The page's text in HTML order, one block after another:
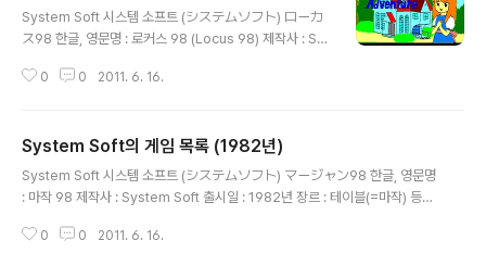
System Soft 시스템 소프트 (システムソフト) ローカ
ス98 한글, 영문명 : 로커스 98 (Locus 98) 제작사 : Sy
디어 : FD X ? 시나리오 : 캐릭터 디자인, 원화 : 음악 : 추가
등급 : 일반용 미디어 : FD X ? (PC-8801용, 1983년 9
월 출시), FD X ? 시나리오 : 캐릭터 디자인, 원화 : 음악 :
추가 정보 : 選挙98 한글, 영문명 : 선거 98 제작사 : Syst
미디어 : FD X..
0 0 2011. 6. 16.
System Soft의 게임 목록 (1982년)
System Soft 시스템 소프트 (システムソフト) マージャン98 한글, 영문명
: 마작 98 제작사 : System Soft 출시일 : 1982년 장르 : 테이블(=마작) 등급
0 0 2011. 6. 16.